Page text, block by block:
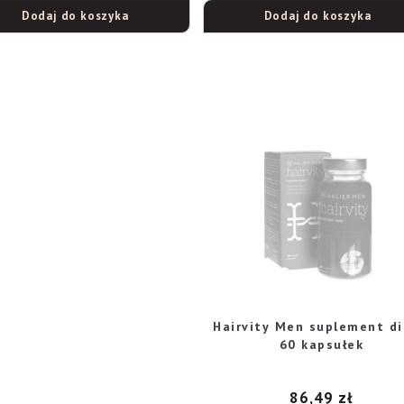
Dodaj do koszyka Dodaj do koszyka
Hairvity Men suplement
60 kapsułek
86,49 zł